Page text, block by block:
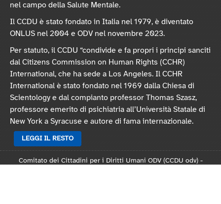
nel campo della Salute Mentale.
Il CCDU è stato fondato in Italia nel 1979, è diventato
ONLUS nel 2004 e ODV nel novembre 2023.
Per statuto, il CCDU “condivide e fa propri i principi sanciti
dal Citizens Commission on Human Rights (CCHR)
International, che ha sede a Los Angeles. Il CCHR
International è stato fondato nel 1969 dalla Chiesa di
Scientology e dal compianto professor Thomas Szasz,
professore emerito di psichiatria all’Università Statale di
New York a Syracuse e autore di fama internazionale.
LEGGI IL RESTO
Comitato dei Cittadini per i Diritti Umani ODV (CCDU odv) -